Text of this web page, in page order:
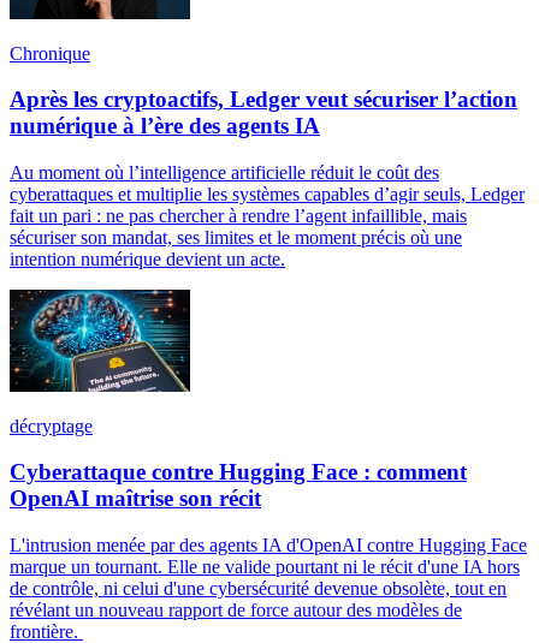
Chronique
Après les cryptoactifs, Ledger veut sécuriser l’action
numérique à l’ère des agents IA
Au moment où l’intelligence artificielle réduit le coût des
cyberattaques et multiplie les systèmes capables d’agir seuls, Ledger
fait un pari : ne pas chercher à rendre l’agent infaillible, mais
sécuriser son mandat, ses limites et le moment précis où une
intention numérique devient un acte.
décryptage
Cyberattaque contre Hugging Face : comment
OpenAI maîtrise son récit
L'intrusion menée par des agents IA d'OpenAI contre Hugging Face
marque un tournant. Elle ne valide pourtant ni le récit d'une IA hors
de contrôle, ni celui d'une cybersécurité devenue obsolète, tout en
révélant un nouveau rapport de force autour des modèles de
frontière.